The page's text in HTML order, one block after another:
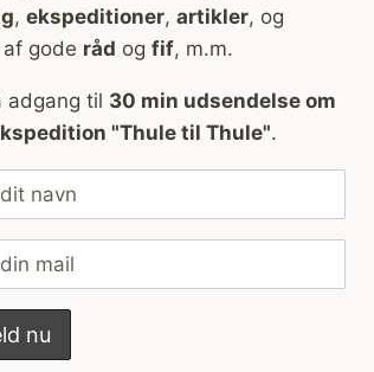
, ekspeditioner, artikler, og
gode råd og fif, m.m.
adgang til 30 min udsendelse om
"Thule til Thule".